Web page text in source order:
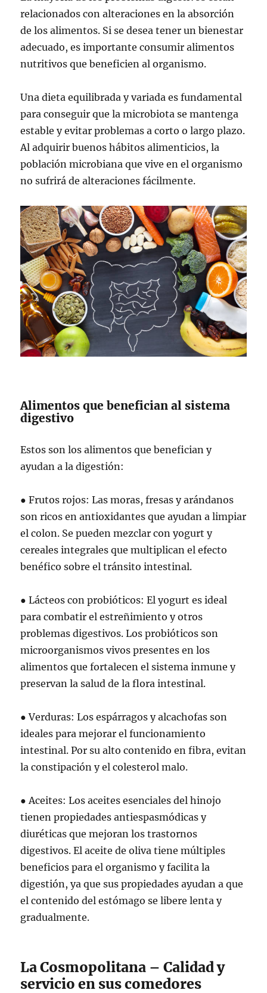
relacionados con alteraciones en la absorción
de los alimentos. Si se desea tener un bienestar
adecuado, es importante consumir alimentos
nutritivos que beneficien al organismo.
Una dieta equilibrada y variada es fundamental
para conseguir que la microbiota se mantenga
estable y evitar problemas a corto o largo plazo.
Al adquirir buenos hábitos alimenticios, la
población microbiana que vive en el organismo
no sufrirá de alteraciones fácilmente.
Alimentos que benefician al sistema
digestivo
Estos son los alimentos que benefician y
ayudan a la digestión:
● Frutos rojos: Las moras, fresas y arándanos
son ricos en antioxidantes que ayudan a limpiar
el colon. Se pueden mezclar con yogurt y
cereales integrales que multiplican el efecto
benéfico sobre el tránsito intestinal.
● Lácteos con probióticos: El yogurt es ideal
para combatir el estreñimiento y otros
problemas digestivos. Los probióticos son
microorganismos vivos presentes en los
alimentos que fortalecen el sistema inmune y
preservan la salud de la flora intestinal.
● Verduras: Los espárragos y alcachofas son
ideales para mejorar el funcionamiento
intestinal. Por su alto contenido en fibra, evitan
la constipación y el colesterol malo.
● Aceites: Los aceites esenciales del hinojo
tienen propiedades antiespasmódicas y
diuréticas que mejoran los trastornos
digestivos. El aceite de oliva tiene múltiples
beneficios para el organismo y facilita la
digestión, ya que sus propiedades ayudan a que
el contenido del estómago se libere lenta y
gradualmente.
La Cosmopolitana – Calidad y
servicio en sus comedores